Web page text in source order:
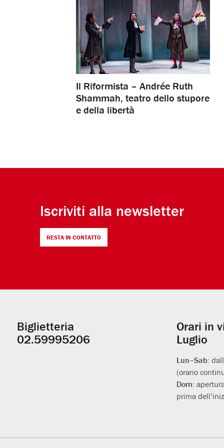
Il Riformista – Andrée Ruth
Shammah, teatro dello stupore
e della libertà
Iscriviti alla newsletter
RESTA IN CONTATTO
Informazioni
utili
Biglietteria
02.59995206
Orari in
Luglio
Lun–Sab:
(orario
Dom:
prima